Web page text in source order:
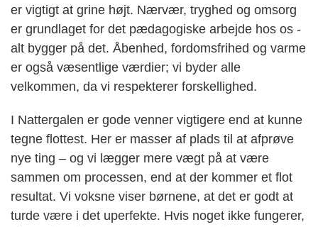
er vigtigt at grine højt. Nærvær, tryghed og omsorg
er grundlaget for det pædagogiske arbejde hos os -
alt bygger på det. Åbenhed, fordomsfrihed og varme
er også væsentlige værdier; vi byder alle
velkommen, da vi respekterer forskellighed.
I Nattergalen er gode venner vigtigere end at kunne
tegne flottest. Her er masser af plads til at afprøve
nye ting – og vi lægger mere vægt på at være
sammen om processen, end at der kommer et flot
resultat. Vi voksne viser børnene, at det er godt at
turde være i det uperfekte. Hvis noget ikke fungerer,